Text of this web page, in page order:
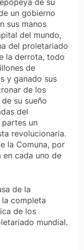
un gobierno
sus manos
del mundo,
del proletariado
la derrota, todo
de
y ganado sus
de los
su sueño
del
un
revolucionaria.
la Comuna, por
en cada uno de
de la
completa
de los
mundial.